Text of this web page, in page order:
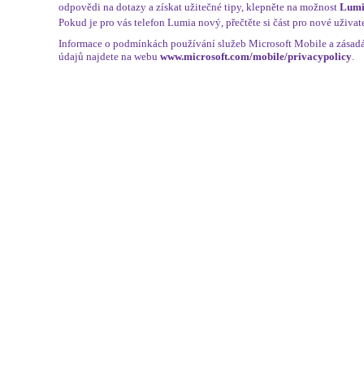
odpovědi na dotazy a získat užitečné tipy, klepněte na možnost
Pokud je pro vás telefon Lumia nový, přečtěte si část pro nové
Informace o podmínkách používání služeb Microsoft Mobile a
údajů najdete na webu www.microsoft.com/mobile/privacypolicy.